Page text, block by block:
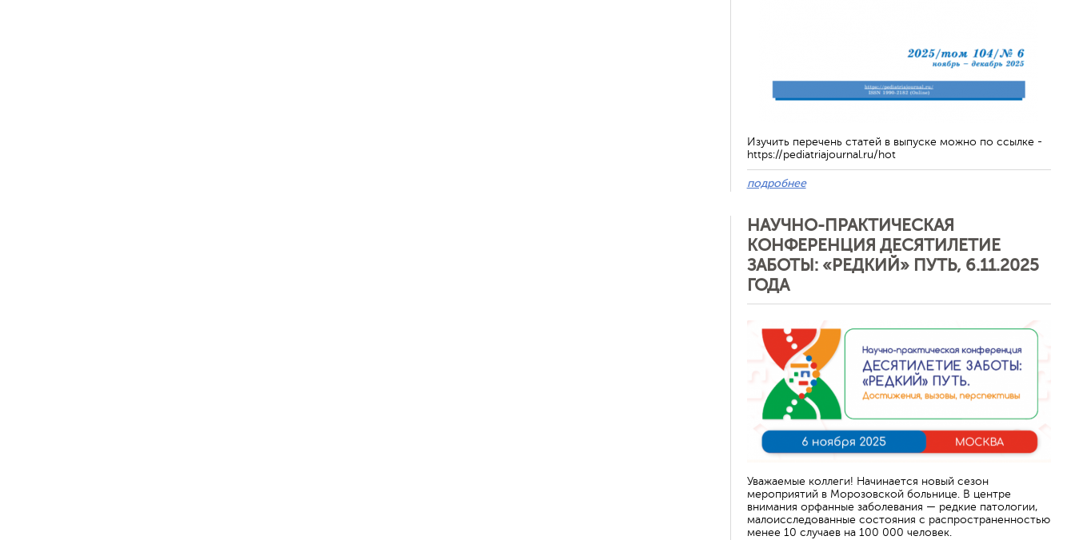
Изучить перечень статей в выпуске можно по ссылке -
https://pediatriajournal.ru/hot
подробнее
НАУЧНО-ПРАКТИЧЕСКАЯ
КОНФЕРЕНЦИЯ ДЕСЯТИЛЕТИЕ
ЗАБОТЫ: «РЕДКИЙ» ПУТЬ, 6.11.2025
ГОДА
Уважаемые коллеги! Начинается новый сезон
мероприятий в Морозовской больнице. В центре
внимания орфанные заболевания — редкие патологии,
малоисследованные состояния с распространенностью
менее 10 случаев на 100 000 человек.
Обратная связь
Отменить